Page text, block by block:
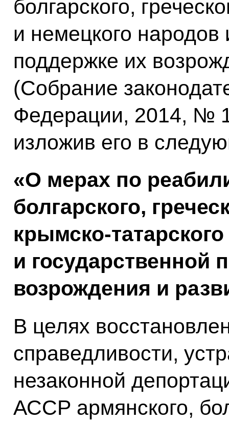
болгарского,
и немецкого народов
поддержке их
(Собрание
Федерации, 2014, №
изложив его в
«О мерах по
болгарского,
крымско-
и государственной
возрождения и
В целях
справедливости,
незаконной
АССР армянского,